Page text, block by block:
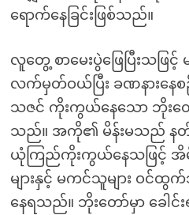
ရောက်နေခြင်းဖြစ်သည်။
လူတွေ့ စာမေးပွဲဖြေပြီးသဖြင့်
လက်မှတ်ဝယ်ပြီး ခဏနားနေ
သဇင် ကိုးကွယ်နေသော ဘိုး
သည်။ အကို၏ မိန်းမသည် နတ် –
ယုံကြည်ကိုးကွယ်နေသဖြင့် အိမ်
များနှင့် မကင်သူများ ဝင်
နေရသည်။ ဘိုးတော်မှာ ခေါင်း